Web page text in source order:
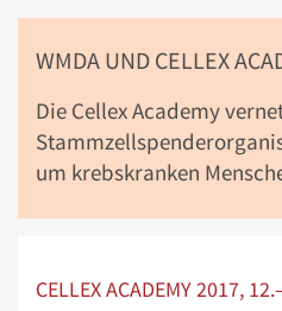
WMDA UND CELLEX
Die Cellex Academy
um krebskranken
CELLEX ACADEMY 2017,